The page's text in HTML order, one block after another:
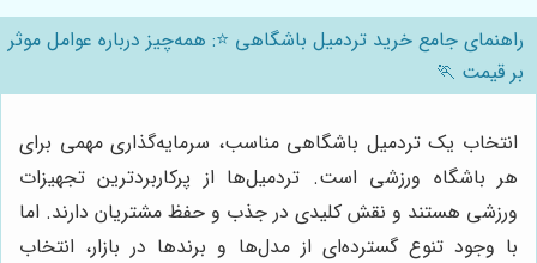
راهنمای جامع خرید تردمیل باشگاهی ⭐️: همه‌چیز درباره عوامل موثر
بر قیمت 🏃
انتخاب یک تردمیل باشگاهی مناسب، سرمایه‌گذاری مهمی برای
هر باشگاه ورزشی است. تردمیل‌ها از پرکاربردترین تجهیزات
ورزشی هستند و نقش کلیدی در جذب و حفظ مشتریان دارند. اما
با وجود تنوع گسترده‌ای از مدل‌ها و برندها در بازار، انتخاب